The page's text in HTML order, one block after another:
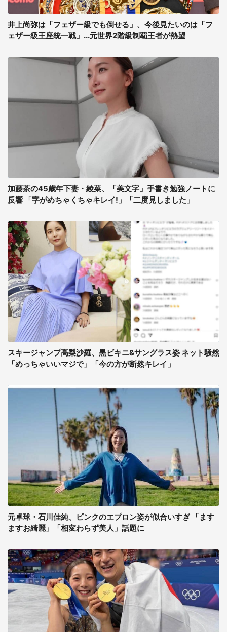
井上尚弥は「フェザー級でも倒せる」、今後見たいのは「フ
ェザー級王座統一戦」...元世界2階級制覇王者が熱望
加藤茶の45歳年下妻・綾菜、「美文字」手書き勉強ノートに
反響 「字がめちゃくちゃキレイ!」「二度見しました」
スキージャンプ高梨沙羅、黒ビキニ&サングラス姿 ネット騒然
「めっちゃいいマジで」「今の方が断然キレイ」
元卓球・石川佳純、ピンクのエプロン姿が似合いすぎ 「ます
ますお綺麗」「相変わらず美人」話題に